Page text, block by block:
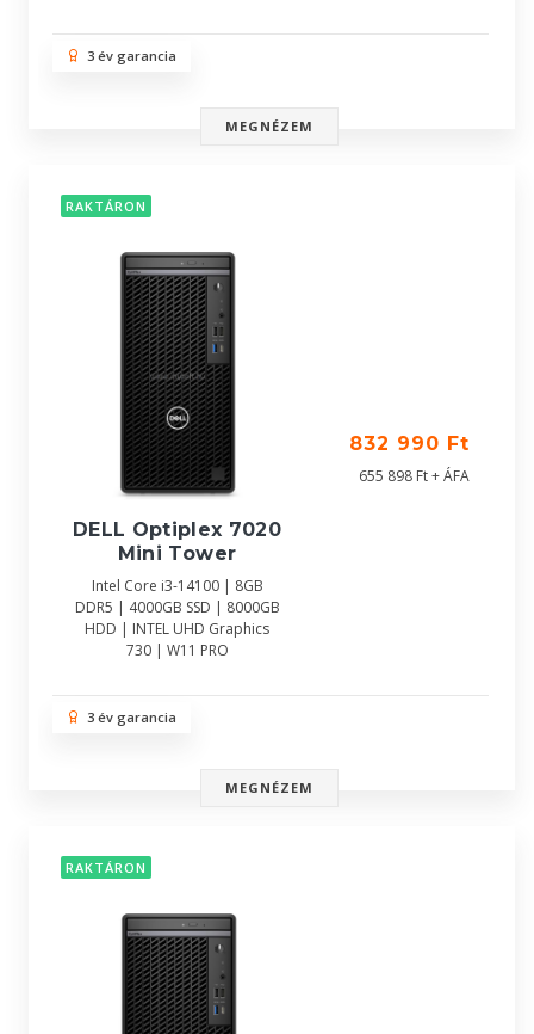
3 év garancia
MEGNÉZEM
RAKTÁRON
DELL Optiplex 7020
Mini Tower
Intel Core i3-14100 | 8GB
DDR5 | 4000GB SSD | 8000GB
HDD | INTEL UHD Graphics
730 | W11 PRO
832 990 Ft
655 898 Ft + ÁFA
3 év garancia
MEGNÉZEM
RAKTÁRON